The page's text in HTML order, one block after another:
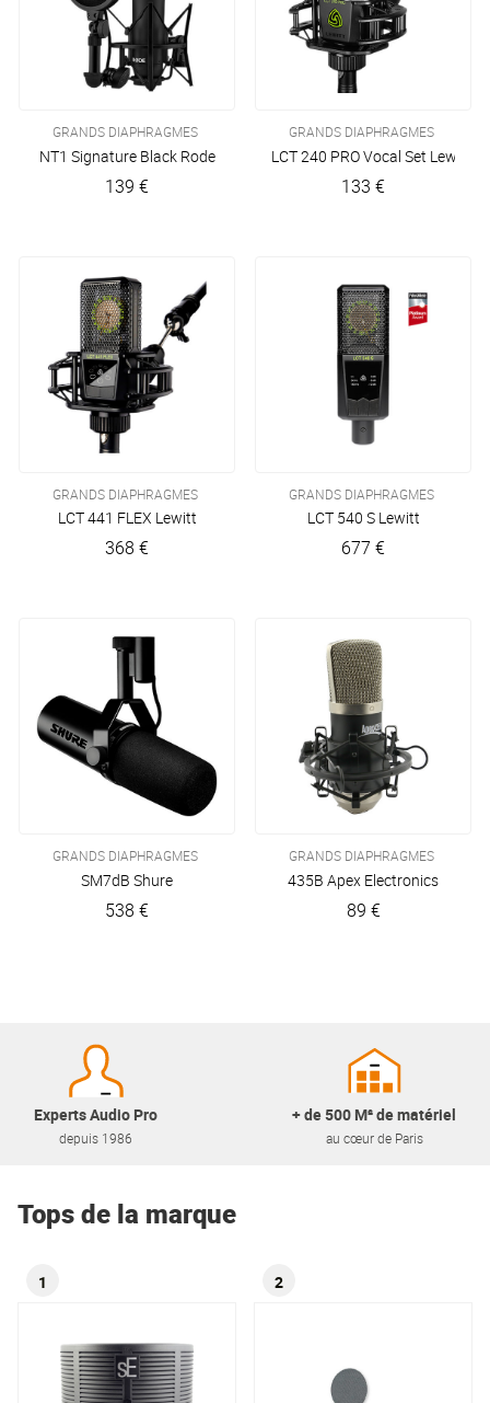
GRANDS DIAPHRAGMES
NT1 Signature Black Rode
139 €
GRANDS DIAPHRAGMES
LCT 240 PRO Vocal Set Lewitt
133 €
GRANDS DIAPHRAGMES
LCT 441 FLEX Lewitt
368 €
GRANDS DIAPHRAGMES
LCT 540 S Lewitt
677 €
GRANDS DIAPHRAGMES
SM7dB Shure
538 €
GRANDS DIAPHRAGMES
435B Apex Electronics
89 €
Experts Audio Pro
depuis 1986
+ de 500 M² de matériel
au cœur de Paris
Tops de la marque
1 2